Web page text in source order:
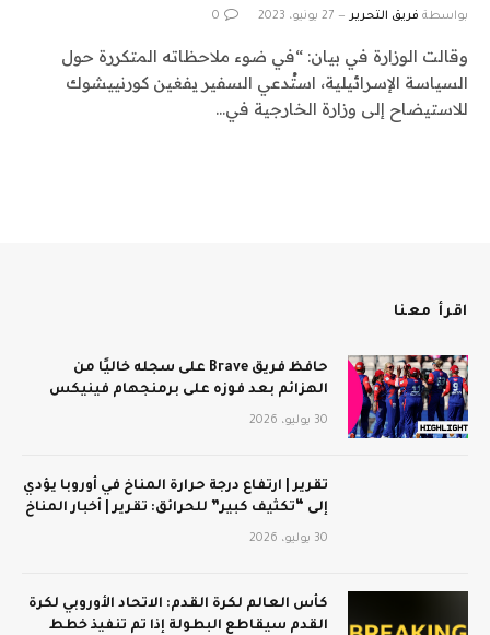
بواسطة فريق التحرير 27 يونيو، 2023 0
وقالت الوزارة في بيان: “في ضوء ملاحظاته المتكررة حول
السياسة الإسرائيلية، استُدعي السفير يفغين كورنييشوك
للاستيضاح إلى وزارة الخارجية في…
اقرأ معنا
حافظ فريق Brave على سجله خاليًا من
الهزائم بعد فوزه على برمنجهام فينيكس
30 يوليو، 2026
تقرير | ارتفاع درجة حرارة المناخ في أوروبا يؤدي
إلى “تكثيف كبير” للحرائق: تقرير | أخبار المناخ
30 يوليو، 2026
كأس العالم لكرة القدم: الاتحاد الأوروبي لكرة
القدم سيقاطع البطولة إذا تم تنفيذ خطط